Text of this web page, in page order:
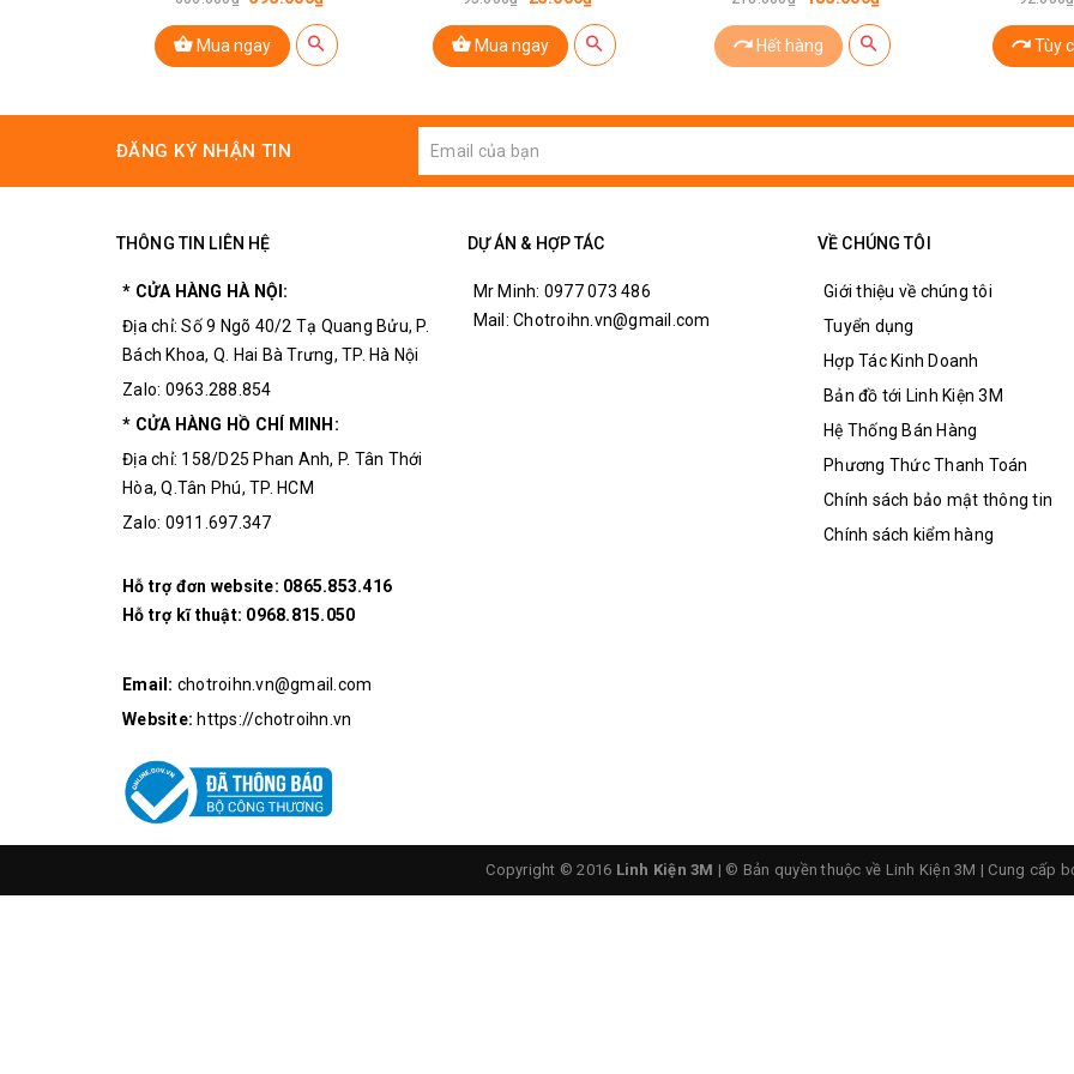
Ứng dụng:
Thử nghiệm các linh kiện điện tử.
Sử dụng trong gia đình.
Thông số kỹ thuật:
Mua ngay Mua ngay Hết hàng Tùy
ĐĂNG KÝ NHẬN TIN
THÔNG TIN LIÊN HỆ
* CỬA HÀNG HÀ NỘI:
Địa chỉ: Số 9 Ngõ 40/2 Tạ Quang Bửu, P.
Bách Khoa, Q. Hai Bà Trưng, TP. Hà Nội
Zalo: 0963.288.854
* CỬA HÀNG HỒ CHÍ MINH:
Địa chỉ: 158/D25 Phan Anh, P. Tân Thới
Hòa, Q.Tân Phú, TP. HCM
Zalo: 0911.697.347
Hỗ trợ đơn website: 0865.853.416
Hỗ trợ kĩ thuật: 0968.815.050
Email: chotroihn.vn@gmail.com
Website: https://chotroihn.vn
DỰ ÁN & HỢP TÁC
Mr Minh: 0977 073 486
Mail: Chotroihn.vn@gmail.com
VỀ CHÚNG TÔI
Giới thiệu về chúng tôi
Tuyển dụng
Hợp Tác Kinh Doanh
Bản đồ tới Linh Kiện 3M
Hệ Thống Bán Hàng
Phương Thức Thanh Toán
Chính sách bảo mật thông tin
Chính sách kiểm hàng
Copyright © 2016 Linh Kiện 3M | © Bản quyền thuộc về Linh Kiện 3M | Cung cấp